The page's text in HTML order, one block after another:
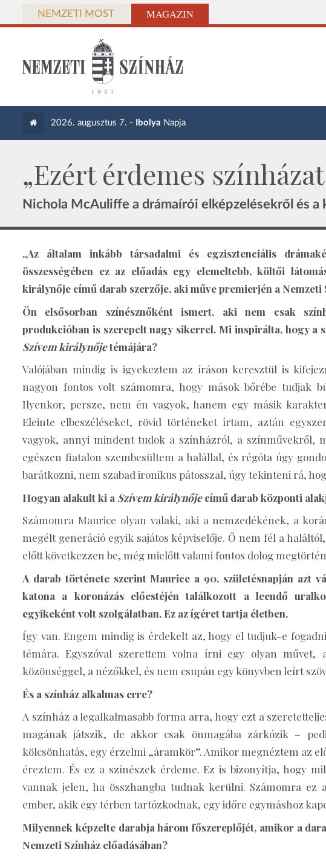
NEMZETI MOST MAGAZIN
2026. augusztus 7. - Ibolya Napja
„Ezért érdemes
Nichola McAuliffe a drámaírói elképzelésekről és a
„Az általam inkább társadalmi és egzisztenciális
összességében ez az előadás egy elemeltebb, költői
királynője című darab szerzője, aki műve premierjén a Nemzeti
Ön elsősorban színésznőként ismert, aki nem csak
produkcióban is szerepelt nagy sikerrel. Mi inspirálta, hogy a
Szívem királynőjetémájára?
Valójában mindig is igyekeztem az íráson keresztül is
nagyon fontos volt számomra, hogy mások bőrébe tudjak
Ilyenkor, persze, nem én vagyok, hanem egy másik
Eleinte elbeszéléseket, rövid történeket írtam, aztán
vagyok, annyi mindent tudok a színházról, a színművekről,
egészen fiatalon szembesültem a halállal, és régóta úgy
barátkozni, nem szabad ironikus pátosszal, úgy tekinteni rá,
Hogyan alakult ki a Szívem királynőjecímű darab központi
Számomra Maurice olyan valaki, aki a nemzedékének, a
megélt generáció egyik sajátos képviselője. Ő nem fél a
előtt következzen be, még mielőtt valami fontos dolog
A darab története szerint Maurice a 90. születésnapján azt
katona a koronázás előestéjén találkozott a leendő
egyikeként volt szolgálatban. Ez az ígéret tartja életben.
Így van. Engem mindig is érdekelt az, hogy el tudjuk-e
témára. Egyszóval szerettem volna írni egy olyan művet,
közönséggel, a nézőkkel, és nem csupán egy könyvben leírt
És a színház alkalmas erre?
A színház a legalkalmasabb forma arra, hogy ezt a
magának játszik, de akkor csak önmagába zárkózik –
kölcsönhatás, egy érzelmi „áramkör”. Amikor megnéztem az
éreztem. És ez a színészek érdeme. Ez is bizonyítja, hogy
vannak jelen, ha összhangba tudnak kerülni. Számomra
ember, akik egy térben tartózkodnak, egy időre egymáshoz
Milyennek képzelte darabja három főszereplőjét, amikor a
Nemzeti Színház előadásában?